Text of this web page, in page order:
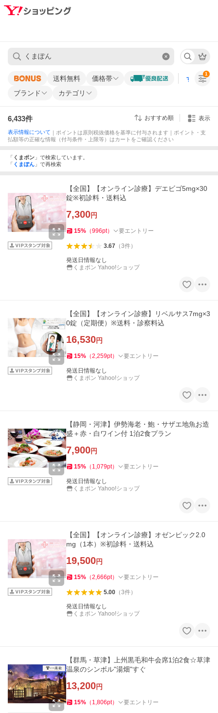
送料無料 価格帯 すべての条
ブランド カテゴリ
1
6,433件 おすすめ順 表示
表示情報について ｜ポイントは原則税抜価格を基準に付与されます｜ポイント・支
払額等の正確な情報（付与条件・上限等）はカートをご確認ください
「 くまポン 」 で検索しています。
「 くまぽん 」 で再検索
【全国】【オンライン診療】デエビゴ5mg×30
錠※初診料・送料込
7,300円
15% （996pt） 要エントリー
3.67（3件）
発送日情報なし
くまポン Yahoo!ショップ
【全国】【オンライン診療】リベルサス7mg×3
0錠（定期便）※送料・診察料込
16,530円
15% （2,259pt） 要エントリー
発送日情報なし
くまポン Yahoo!ショップ
【静岡・河津】伊勢海老・鮑・サザエ地魚お造
盛＋赤・白ワイン付 1泊2食プラン
7,900円
15% （ 1,079pt） 要エントリー
発送日情報なし
くまポン Yahoo!ショップ
【全国】【オンライン診療】オゼンピック2.0
mg（1本）※初診料・送料込
19,500円
15% （2,666pt） 要エントリー
5.00（3件）
発送日情報なし
くまポン Yahoo!ショップ
【群馬・草津】上州黒毛和牛会席1泊2食☆草津
温泉のシンボル"湯畑"すぐ
13,200円
15% （ 1,806pt） 要エントリー